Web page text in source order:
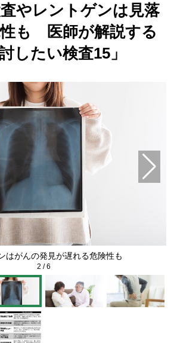
やレントゲンは見落
も 医師が解説する
したい検査15」
はがんの発見が遅れる危険性も
2 /6